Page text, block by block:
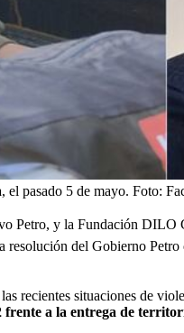
el pasado 5 de mayo. Foto:
Petro, y la Fundación DILO
resolución del Gobierno
recientes situaciones de
a la entrega de